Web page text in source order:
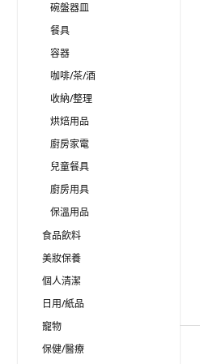
碗盤器皿
餐具
容器
咖啡/茶/酒
收納/整理
烘焙用品
廚房家電
兒童餐具
廚房用具
保溫用品
食品飲料
美妝保養
個人清潔
日用/紙品
寵物
保健/醫療